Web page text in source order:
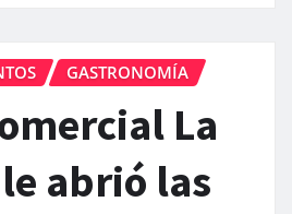
GASTRONOMÍA
La
abrió las